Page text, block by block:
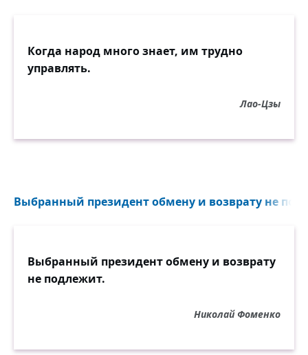
Когда народ много знает, им трудно
управлять.
Лао-Цзы
Выбранный президент обмену и возврату не
Выбранный президент обмену и возврату
не подлежит.
Николай Фоменко